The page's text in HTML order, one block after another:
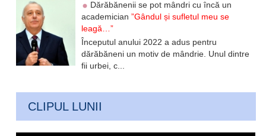
Dărăbănenii se pot mândri cu încă un
academician”Gândul și sufletul meu se
leagă…”
Începutul anului 2022 a adus pentru
dărăbăneni un motiv de mândrie. Unul dintre
fii urbei, c...
CLIPUL LUNII